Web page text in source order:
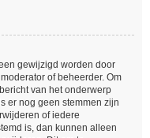
gewijzigd worden door
of beheerder. Om
van het onderwerp
er nog geen stemmen zijn
of iedere
is, dan kunnen alleen